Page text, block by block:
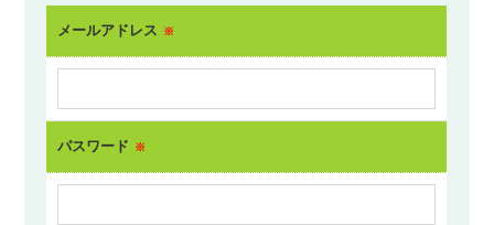
メールアドレス ※
パスワード ※